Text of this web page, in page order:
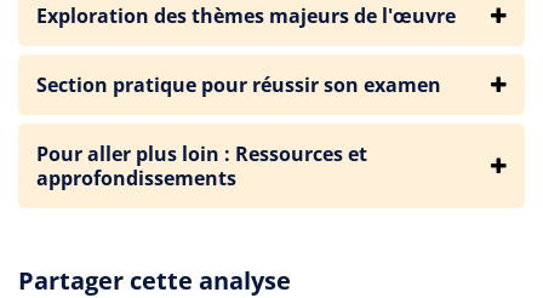
Exploration des thèmes majeurs de l'œuvre
Section pratique pour réussir son examen
Pour aller plus loin : Ressources et
approfondissements
Partager cette analyse